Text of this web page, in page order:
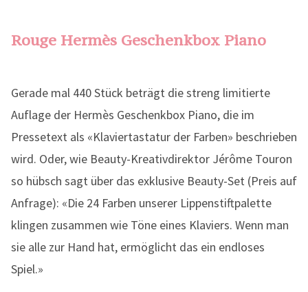
Rouge Hermès Geschenkbox Piano
Gerade mal 440 Stück beträgt die streng limitierte
Auflage der Hermès Geschenkbox Piano, die im
Pressetext als «Klaviertastatur der Farben» beschrieben
wird. Oder, wie Beauty-Kreativdirektor Jérôme Touron
so hübsch sagt über das exklusive Beauty-Set (Preis auf
Anfrage): «Die 24 Farben unserer Lippenstiftpalette
klingen zusammen wie Töne eines Klaviers. Wenn man
sie alle zur Hand hat, ermöglicht das ein endloses
Spiel.»